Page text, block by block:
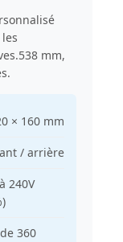
mm,
× 160 mm
/ arrière
240V
360